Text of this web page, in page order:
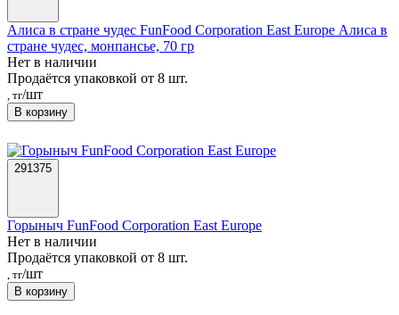
Алиса в стране чудес FunFood Corporation East Europe Алиса в
стране чудес, монпансье, 70 гр
Нет в наличии
Продаётся упаковкой от 8 шт.
, тг/шт
В корзину
291375
Горыныч FunFood Corporation East Europe
Нет в наличии
Продаётся упаковкой от 8 шт.
, тг/шт
В корзину